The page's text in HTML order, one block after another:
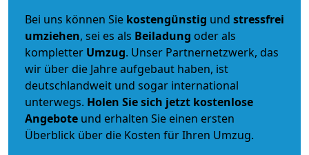
Bei uns können Sie kostengünstig und stressfrei
umziehen, sei es als Beiladung oder als
kompletter Umzug. Unser Partnernetzwerk, das
wir über die Jahre aufgebaut haben, ist
deutschlandweit und sogar international
unterwegs. Holen Sie sich jetzt kostenlose
Angebote und erhalten Sie einen ersten
Überblick über die Kosten für Ihren Umzug.